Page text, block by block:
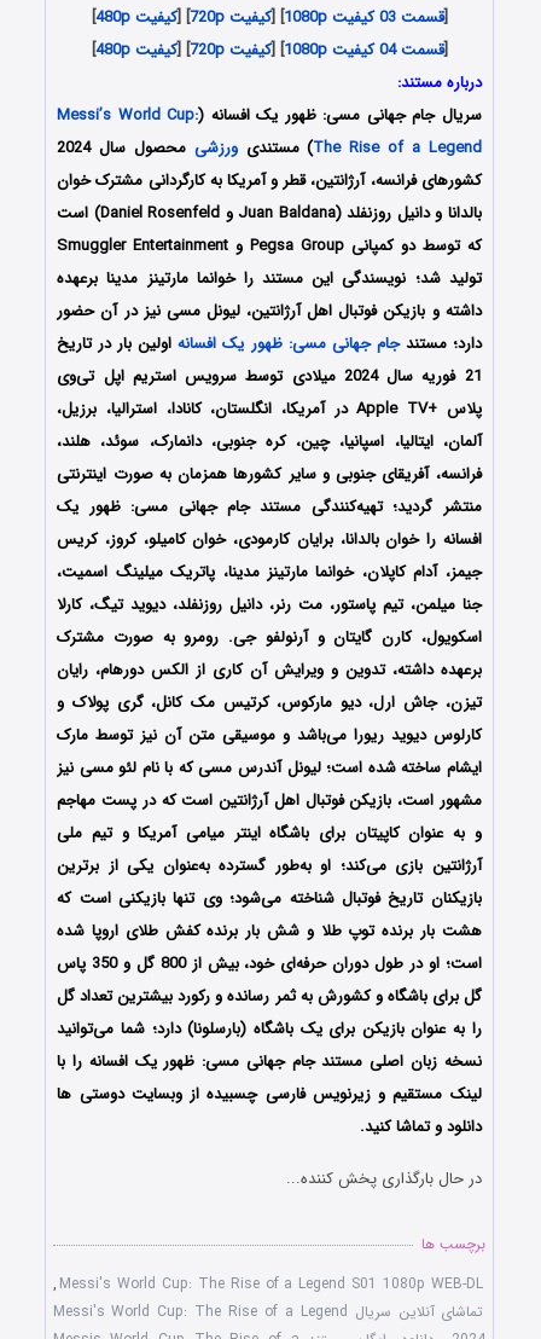
[قسمت 03 کیفیت 1080p ] [کیفیت 720p ] [کیفیت 480p
]
[قسمت 04 کیفیت 1080p ] [کیفیت 720p ] [کیفیت 480p
]
درباره مستند:
سریال جام جهانی مسی: ظهور یک افسانه (Messi’s World Cup:
The Rise of a Legend) مستندیورزشی
محصول سال 2024
کشورهای فرانسه، آرژانتین، قطر و آمریکا به کارگردانی مشترک خوان
بالدانا و دانیل روزنفلد (Juan Baldana و Daniel Rosenfeld) است
که توسط دو کمپانی‌ Pegsa Group و Smuggler Entertainment
تولید شد؛ نویسندگی این مستند را خوانما مارتینز مدینا برعهده
داشته و بازیکن فوتبال اهل آرژانتین، لیونل مسی نیز در آن حضور
دارد؛ مستندجام جهانی مسی: ظهور یک افسانهاولین بار در تاریخ
21 فوریه سال 2024 میلادی توسط سرویس استریم اپل تی‌وی
پلاس +Apple TV در آمریکا، انگلستان، کانادا، استرالیا، برزیل،
آلمان، ایتالیا، اسپانیا، چین، کره جنوبی، دانمارک، سوئد، هلند،
فرانسه، آفریقای جنوبی و سایر کشورها همزمان به صورت اینترنتی
منتشر گردید؛ تهیه‌کنندگی مستند جام جهانی مسی: ظهور یک
افسانه را خوان بالدانا، برایان کارمودی، خوان کامیلو، کروز، کریس
جیمز، آدام کاپلان، خوانما مارتینز مدینا، پاتریک میلینگ اسمیت،
جنا میلمن، تیم پاستور، مت رنر، دانیل روزنفلد، دیوید تیگ، کارلا
اسکویول، کارن گایتان و آرنولفو جی. رومرو به صورت مشترک
برعهده داشته، تدوین و ویرایش آن کاری از الکس دورهام، رایان
تیزن، جاش ارل، دیو مارکوس، کرتیس مک کانل، گری پولاک و
کارلوس دیوید ریورا می‌باشد و موسیقی متن آن نیز توسط مارک
ایشام ساخته شده است؛ لیونل آندرس مسی که با نام لئو مسی نیز
مشهور است، بازیکن فوتبال اهل آرژانتین است که در پست مهاجم
و به عنوان کاپیتان برای باشگاه اینتر میامی آمریکا و تیم ملی
آرژانتین بازی می‌کند؛ او به‌طور گسترده به‌عنوان یکی از برترین
بازیکنان تاریخ فوتبال شناخته می‌شود؛ وی تنها بازیکنی است که
هشت بار برنده توپ طلا و شش بار برنده کفش طلای اروپا شده‌
است؛ او در طول دوران حرفه‌ای‌ خود، بیش از 800 گل و 350 پاس
گل برای باشگاه و کشورش به ثمر رسانده و رکورد بیشترین تعداد گل
را به عنوان بازیکن برای یک باشگاه (بارسلونا) دارد؛ شما می‌توانید
نسخه زبان اصلی مستند جام جهانی مسی: ظهور یک افسانه را با
لینک مستقیم و زیرنویس فارسی چسبیده از وبسایت دوستی ها
دانلود و تماشا کنید.
در حال بارگذاری پخش کننده...
برچسب ها
Messi's World Cup: The Rise of a Legend S01 1080p WEB-DL
,
تماشای آنلاین سریال Messi's World Cup: The Rise of a Legend